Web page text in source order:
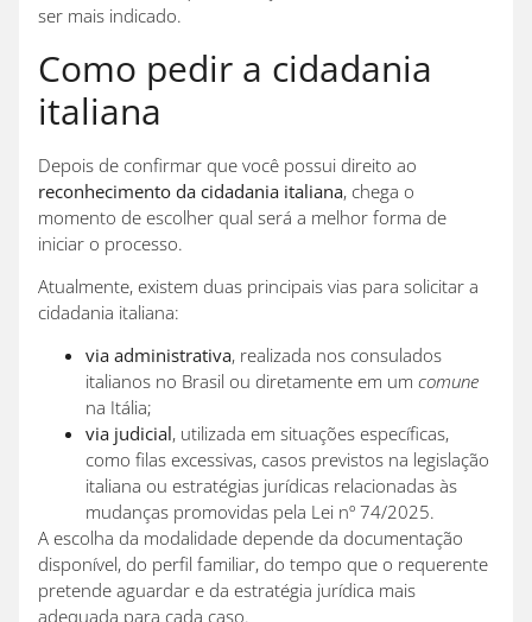
ser mais indicado.
Como pedir a cidadania
italiana
Depois de confirmar que você possui direito ao
reconhecimento da cidadania italiana, chega o
momento de escolher qual será a melhor forma de
iniciar o processo.
Atualmente, existem duas principais vias para solicitar a
cidadania italiana:
via administrativa, realizada nos consulados
italianos no Brasil ou diretamente em um comune
na Itália;
via judicial, utilizada em situações específicas,
como filas excessivas, casos previstos na legislação
italiana ou estratégias jurídicas relacionadas às
mudanças promovidas pela Lei nº 74/2025.
A escolha da modalidade depende da documentação
disponível, do perfil familiar, do tempo que o requerente
pretende aguardar e da estratégia jurídica mais
adequada para cada caso.